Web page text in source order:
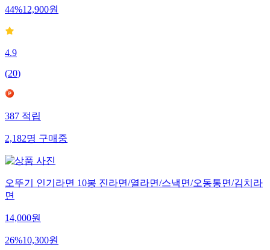
44%12,900원
4.9
(20)
387적립
2,182명구매중
오뚜기 인기라면 10봉 진라면/열라면/스낵면/오동통면/김치라
면
14,000원
26%10,300원